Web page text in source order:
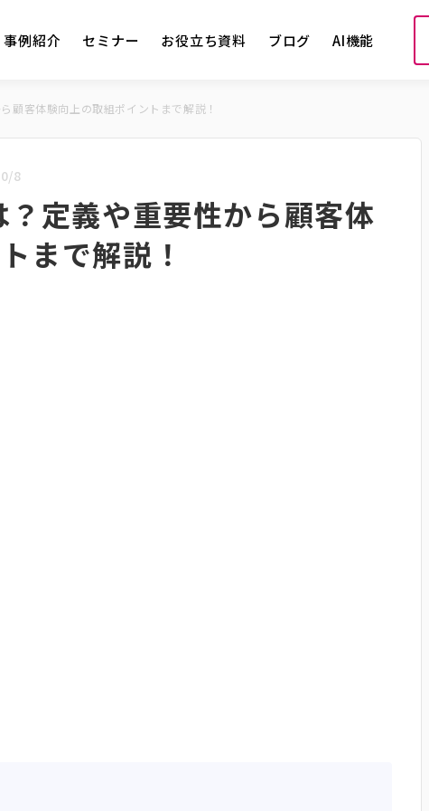
事例紹介 セミナー お役立ち資料 ブログ AI機能
顧客体験向上の取組ポイントまで解説！
8
定義や重要性から顧客体
まで解説！